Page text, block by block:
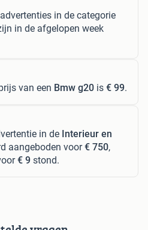
advertenties in de categorie
in de afgelopen week
van een Bmw g20 is € 99.
in de Interieur en
aangeboden voor€ 750,
€ 9 stond.